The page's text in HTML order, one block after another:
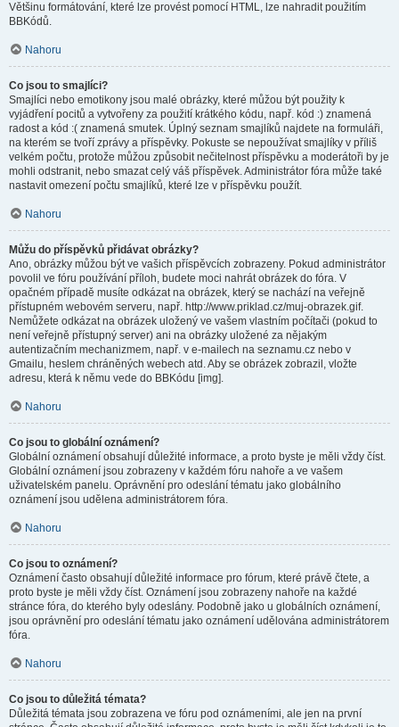
Většinu formátování, které lze provést pomocí HTML, lze nahradit použitím
BBKódů.
Nahoru
Co jsou to smajlíci?
Smajlíci nebo emotikony jsou malé obrázky, které můžou být použity k
vyjádření pocitů a vytvořeny za použití krátkého kódu, např. kód :) znamená
radost a kód :( znamená smutek. Úplný seznam smajlíků najdete na formuláři,
na kterém se tvoří zprávy a příspěvky. Pokuste se nepoužívat smajlíky v příliš
velkém počtu, protože můžou způsobit nečitelnost příspěvku a moderátoři by je
mohli odstranit, nebo smazat celý váš příspěvek. Administrátor fóra může také
nastavit omezení počtu smajlíků, které lze v příspěvku použít.
Nahoru
Můžu do příspěvků přidávat obrázky?
Ano, obrázky můžou být ve vašich příspěvcích zobrazeny. Pokud administrátor
povolil ve fóru používání příloh, budete moci nahrát obrázek do fóra. V
opačném případě musíte odkázat na obrázek, který se nachází na veřejně
přístupném webovém serveru, např. http://www.priklad.cz/muj-obrazek.gif.
Nemůžete odkázat na obrázek uložený ve vašem vlastním počítači (pokud to
není veřejně přístupný server) ani na obrázky uložené za nějakým
autentizačním mechanizmem, např. v e-mailech na seznamu.cz nebo v
Gmailu, heslem chráněných webech atd. Aby se obrázek zobrazil, vložte
adresu, která k němu vede do BBKódu [img].
Nahoru
Co jsou to globální oznámení?
Globální oznámení obsahují důležité informace, a proto byste je měli vždy číst.
Globální oznámení jsou zobrazeny v každém fóru nahoře a ve vašem
uživatelském panelu. Oprávnění pro odeslání tématu jako globálního
oznámení jsou udělena administrátorem fóra.
Nahoru
Co jsou to oznámení?
Oznámení často obsahují důležité informace pro fórum, které právě čtete, a
proto byste je měli vždy číst. Oznámení jsou zobrazeny nahoře na každé
stránce fóra, do kterého byly odeslány. Podobně jako u globálních oznámení,
jsou oprávnění pro odeslání tématu jako oznámení udělována administrátorem
fóra.
Nahoru
Co jsou to důležitá témata?
Důležitá témata jsou zobrazena ve fóru pod oznámeními, ale jen na první